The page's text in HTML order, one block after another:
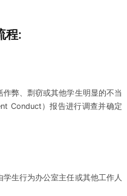
程:
弊、剽窃或其他学生明显的不当
Conduct）报告进行调查并确定
生行为办公室主任或其他工作人